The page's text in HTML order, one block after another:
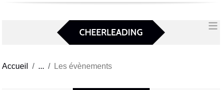
CHEERLEADING
Accueil Les évènements